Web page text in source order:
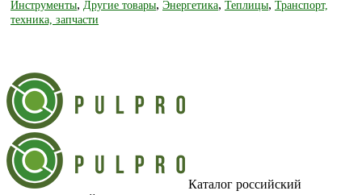
Инструменты, Другие товары, Энергетика, Теплицы, Транспорт,
техника, запчасти
Каталог российский